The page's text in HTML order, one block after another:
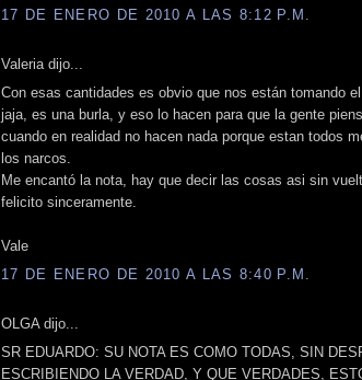
17 DE ENERO DE 2010 A LAS 8:12 P.M.
Valeria dijo...
Con esas cantidades es obvio que nos están tomando
jaja, es una burla, y eso lo hacen para que la gente
cuando en realidad no hacen nada porque estan todos
los narcos.
Me encantó la nota, hay que decir las cosas asi sin
felicito sinceramente.
Vale
17 DE ENERO DE 2010 A LAS 8:40 P.M.
OLGA dijo...
SR EDUARDO: SU NOTA ES COMO TODAS, SIN
ESCRIBIENDO LA VERDAD, Y QUE VERDADES,